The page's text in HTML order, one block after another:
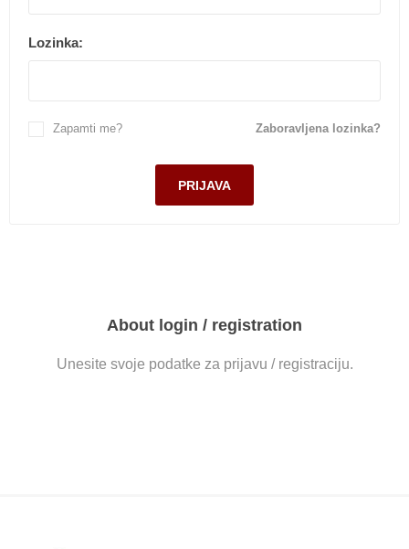
Lozinka:
Zaboravljena lozinka?
Zapamti me?
About login / registration
Unesite svoje podatke za prijavu / registraciju.